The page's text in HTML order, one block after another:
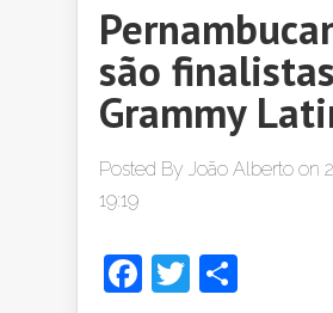
são
Grammy
Posted By João Alberto on
19:19
Facebook
Twitter